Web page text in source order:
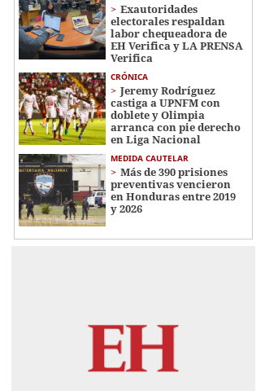
Exautoridades
electorales respaldan
labor chequeadora de
EH Verifica y LA PRENSA
Verifica
CRÓNICA
Jeremy Rodríguez
castiga a UPNFM con
doblete y Olimpia
arranca con pie derecho
en Liga Nacional
MEDIDA CAUTELAR
Más de 390 prisiones
preventivas vencieron
en Honduras entre 2019
y 2026